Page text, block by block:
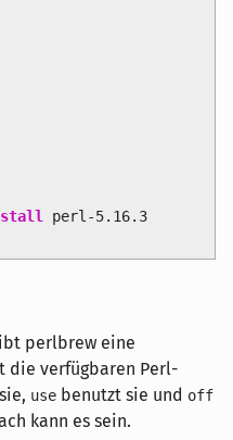
perl-5.16.3
perlbrew eine
die verfügbaren Perl-
use benutzt sie und off
kann es sein.